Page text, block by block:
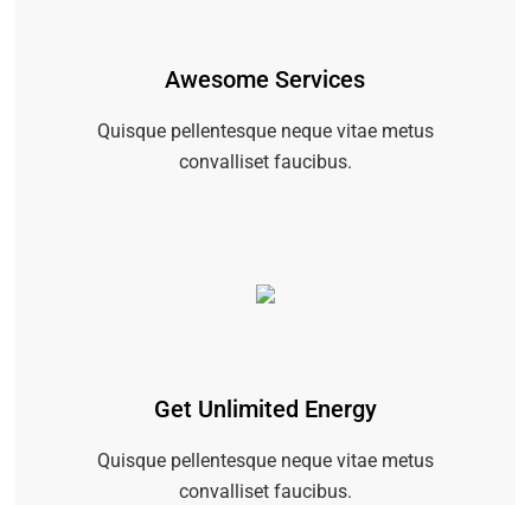
Awesome Services
Quisque pellentesque neque vitae metus
convalliset faucibus.
Get Unlimited Energy
Quisque pellentesque neque vitae metus
convalliset faucibus.